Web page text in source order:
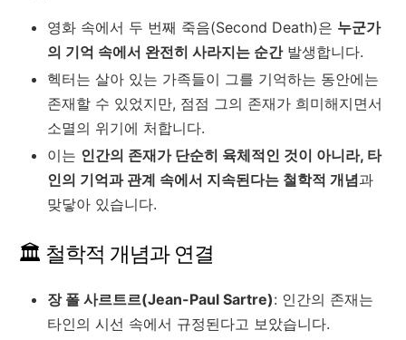
영화 속에서 두 번째 죽음(Second Death)은 누군가
의 기억 속에서 완전히 사라지는 순간발생합니다.
헥터는 살아 있는 가족들이 그를 기억하는 동안에는
존재할 수 있었지만, 점점 그의 존재가 희미해지면서
소멸의 위기에 처합니다.
이는 인간의 존재가 단순히 육체적인 것이 아니라, 타
인의 기억과 관계 속에서 지속된다는 철학적 개념과
맞닿아 있습니다.
🏛️ 철학적 개념과 연결
장 폴 사르트르(Jean-Paul Sartre): 인간의 존재는
타인의 시선 속에서 규정된다고 보았습니다.